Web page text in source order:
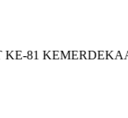
RI ...